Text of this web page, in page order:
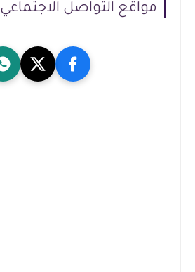
مواقع التواصل الاجتماعي